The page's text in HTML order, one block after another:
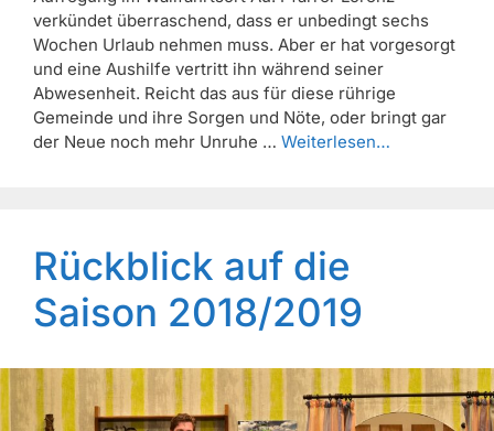
verkündet überraschend, dass er unbedingt sechs
Wochen Urlaub nehmen muss. Aber er hat vorgesorgt
und eine Aushilfe vertritt ihn während seiner
Abwesenheit. Reicht das aus für diese rührige
Gemeinde und ihre Sorgen und Nöte, oder bringt gar
der Neue noch mehr Unruhe … Weiterlesen…
Rückblick auf die
Saison 2018/2019